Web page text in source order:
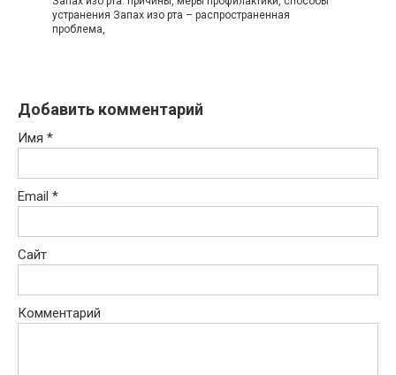
устранения Запах изо рта – распространенная
проблема,
Добавить комментарий
Имя *
Email *
Сайт
Комментарий